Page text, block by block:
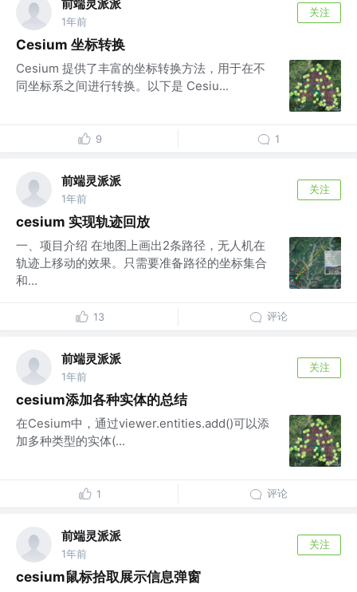
前端灵派派
1年前
关注
Cesium 坐标转换
Cesium 提供了丰富的坐标转换方法，用于在不
同坐标系之间进行转换。以下是 Cesiu...
9 1
前端灵派派
1年前
关注
cesium 实现轨迹回放
一、项目介绍 在地图上画出2条路径，无人机在
轨迹上移动的效果。只需要准备路径的坐标集合
和...
13 评论
前端灵派派
1年前
关注
cesium添加各种实体的总结
在Cesium中，通过viewer.entities.add()可以添
加多种类型的实体(...
1 评论
前端灵派派
1年前
关注
cesium鼠标拾取展示信息弹窗